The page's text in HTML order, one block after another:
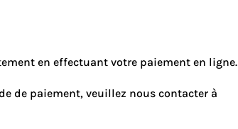
en effectuant votre paiement en ligne.
de paiement, veuillez nous contacter à